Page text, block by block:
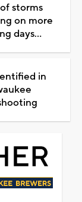
storms
on more
days...
in